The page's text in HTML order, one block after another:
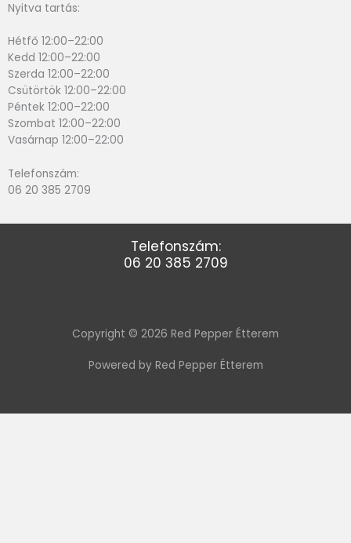
Nyitva tartás:
Hétfő 12:00–22:00
Kedd 12:00–22:00
Szerda 12:00–22:00
Csütörtök 12:00–22:00
Péntek 12:00–22:00
Szombat 12:00–22:00
Vasárnap 12:00–22:00
Telefonszám:
06 20 385 2709
Telefonszám:
06 20 385 2709
Copyright © 2026 Red Pepper Étterem
Powered by Red Pepper Étterem